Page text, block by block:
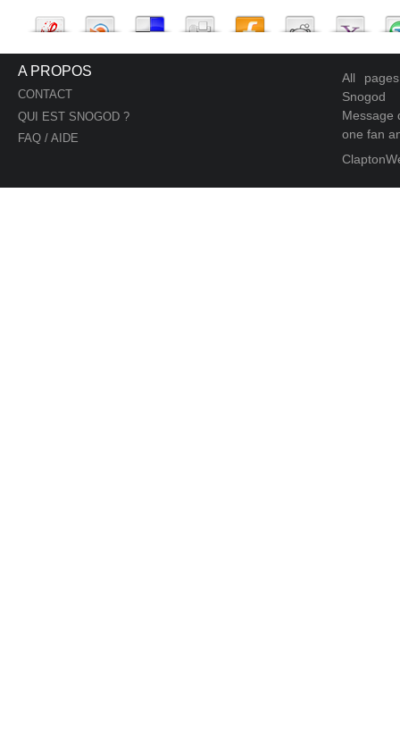
A PROPOS
CONTACT
QUI EST SNOGOD ?
FAQ / AIDE
All
Snogod
Message
one fan